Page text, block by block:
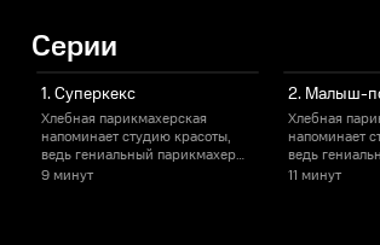
Серии
1. Суперкекс
Хлебная парикмахерская
напоминает студию красоты,
ведь гениальный парикмахер
Дядюшка Брэд умеет украшать
9 минут
Хлебная
напоминает
ведь
Дядюшка
11 минут